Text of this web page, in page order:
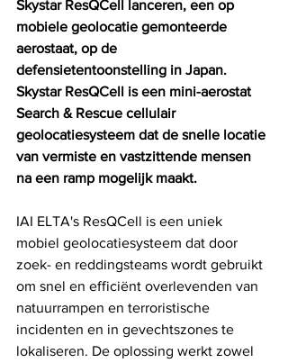
Skystar ResQCell lanceren, een op
mobiele geolocatie gemonteerde
aerostaat, op de
defensietentoonstelling in Japan.
Skystar ResQCell is een mini-aerostat
Search & Rescue cellulair
geolocatiesysteem dat de snelle locatie
van vermiste en vastzittende mensen
na een ramp mogelijk maakt.
IAI ELTA's ResQCell is een uniek
mobiel geolocatiesysteem dat door
zoek- en reddingsteams wordt gebruikt
om snel en efficiënt overlevenden van
natuurrampen en terroristische
incidenten en in gevechtszones te
lokaliseren. De oplossing werkt zowel